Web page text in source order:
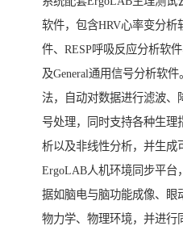
软件，包含HRV心率变分
件、RESP呼吸反应分析软
及General通用信号分析软
法，自动对数据进行滤波、
号处理，同时支持各种生理
析以及非线性分析，并生成
ErgoLAB人机环境同步平台
据如脑电与脑功能成像、眼
物力学、物理环境，并进行